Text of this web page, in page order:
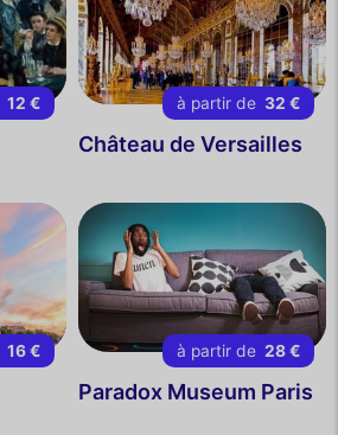
12 € à partir de 32 €
Château de Versailles
16 € à partir de 28 €
Paradox Museum Paris